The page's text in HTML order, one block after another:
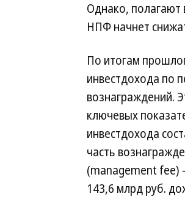
Однако, полагают
НПФ начнет
По итогам
инвестдохода по
вознаграждений.
ключевых
инвестдохода
часть
(management fee)
143,6 млрд руб.